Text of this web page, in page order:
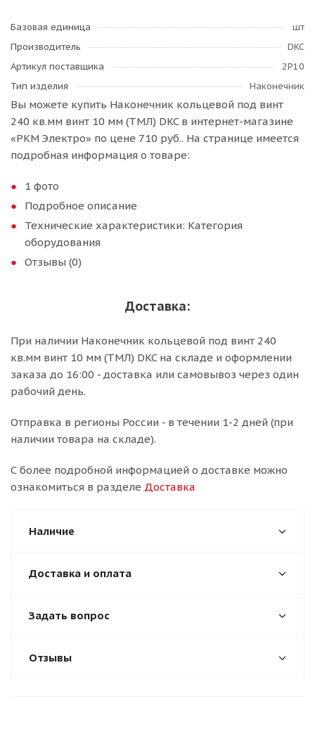
Базовая единица
шт
Производитель
DKC
Артикул поставщика
2P10
Тип изделия
Наконечник
Вы можете купить Наконечник кольцевой под винт
240 кв.мм винт 10 мм (ТМЛ) DKC в интернет-магазине
«РКМ Электро» по цене 710 руб.. На странице имеется
подробная информация о товаре:
1 фото
Подробное описание
Технические характеристики: Категория
оборудования
Отзывы (0)
Доставка:
При наличии Наконечник кольцевой под винт 240
кв.мм винт 10 мм (ТМЛ) DKC на складе и оформлении
заказа до 16:00 - доставка или самовывоз через один
рабочий день.
Отправка в регионы России - в течении 1-2 дней (при
наличии товара на складе).
С более подробной информацией о доставке можно
ознакомиться в разделе Доставка
Наличие
Доставка и оплата
Задать вопрос
Отзывы